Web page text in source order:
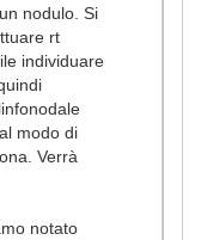
nodulo. Si
rt
individuare
modo di
Verrà
notato